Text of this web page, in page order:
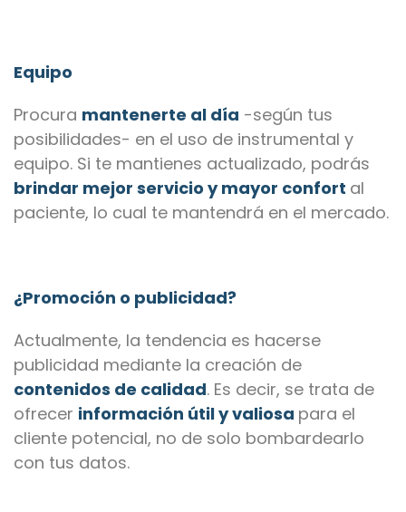
Equipo
Procura mantenerte al día -según tus
posibilidades- en el uso de instrumental y
equipo. Si te mantienes actualizado, podrás
brindar mejor servicio y mayor confort al
paciente, lo cual te mantendrá en el mercado.
¿Promoción o publicidad?
Actualmente, la tendencia es hacerse
publicidad mediante la creación de
contenidos de calidad. Es decir, se trata de
ofrecer información útil y valiosa para el
cliente potencial, no de solo bombardearlo
con tus datos.